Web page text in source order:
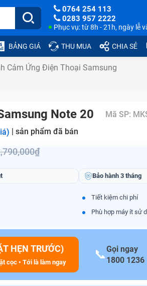
0764 254 113
0283 957 2222
Phục vụ: từ 8h - 21h, ngày lễ
BẢNG GIÁ THU MUA CHIA SẺ
Cảm Ứng Điện Thoại Samsung
Note 20 Mã SP:
| sản phẩm đã bán
Bảo hành 3 tháng
Tiết kiệm chi phí
Phù hợp máy ít sử
HẸN TRƯỚC)
cọc • Tới là làm ngay
📞Gọi ngay
1800 1236